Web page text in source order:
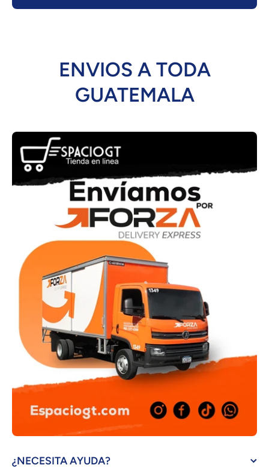
ENVIOS A TODA
GUATEMALA
¿NECESITA AYUDA?